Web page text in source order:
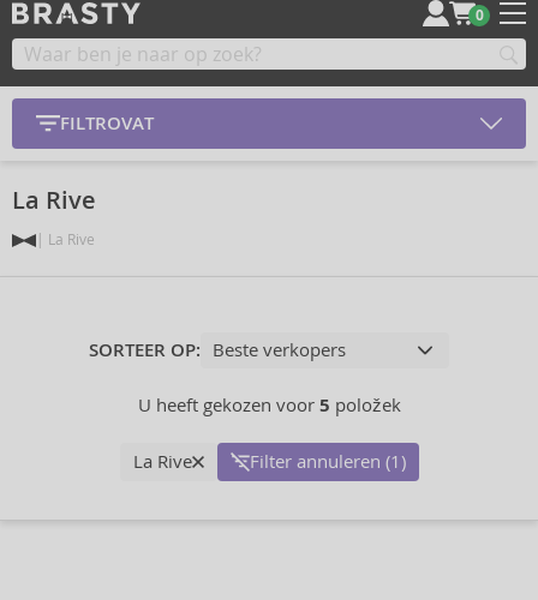
0
FILTROVAT
La Rive
La Rive
SORTEER OP:
U heeft gekozen voor 5 položek
La Rive Filter annuleren (1)